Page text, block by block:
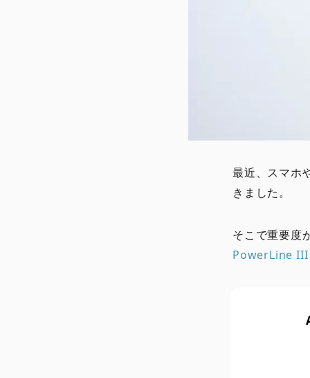
最近、スマホ
きました。
そこで重要度
PowerLine III